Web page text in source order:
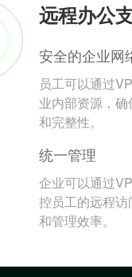
远程办公
安全的企业网
员工可以通过
业内部资源，
和完整性。
统一管理
企业可以通过
控员工的远程
和管理效率。